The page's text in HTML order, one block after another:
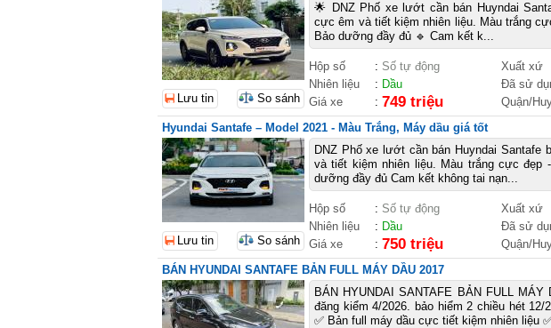
🌟 DNZ Phố xe lướt cần bán Huyndai
cực êm và tiết kiệm nhiên liệu. Màu trắng
Bảo dưỡng đầy đủ 🔹 Cam kết k...
Hộp số : Số tự động Xuất xứ
Nhiên liệu
: Dầu Đã sử
Giá xe
: 749 triệu Quận/
Lưu tin So sánh
Hyundai Santafe – Model 2021 - Màu Trắng, Máy dầu giá tốt
DNZ Phố xe lướt cần bán Huyndai Santafe
và tiết kiệm nhiên liệu. Màu trắng cực
dưỡng đầy đủ Cam kết không tai nạn...
Hộp số : Số tự động Xuất xứ
Nhiên liệu
: Dầu Đã sử
Giá xe
: 750 triệu Quận/
Lưu tin So sánh
BÁN HYUNDAI SANTAFE BẢN FULL MÁY DẦU 2017
BÁN HYUNDAI SANTAFE BẢN FULL
đăng kiểm 4/2026. bảo hiểm 2 chiều hét
✅ Bản full máy dầu cực tiết kiệm nhiên liệu